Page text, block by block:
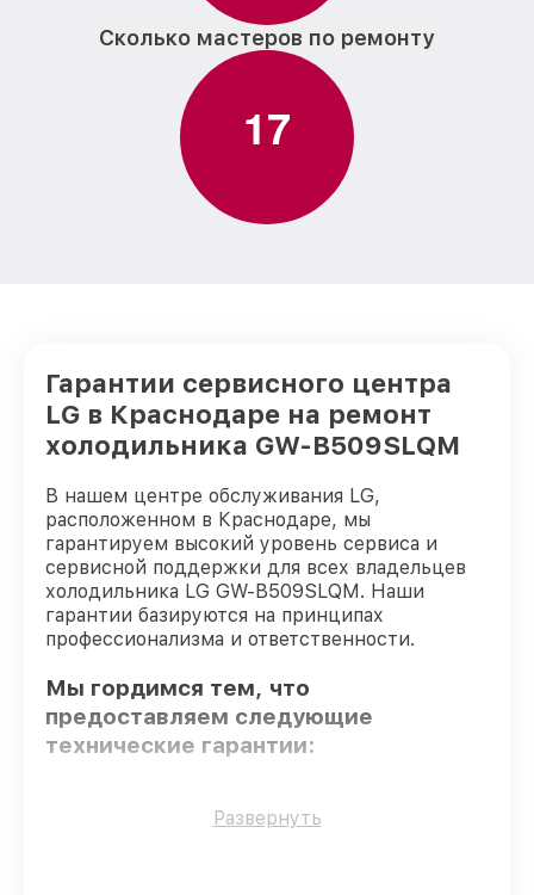
Сколько мастеров по ремонту
17
Гарантии сервисного центра
LG в Краснодаре на ремонт
холодильника GW-B509SLQM
В нашем центре обслуживания LG,
расположенном в Краснодаре, мы
гарантируем высокий уровень сервиса и
сервисной поддержки для всех владельцев
холодильника LG GW-B509SLQM. Наши
гарантии базируются на принципах
профессионализма и ответственности.
Мы гордимся тем, что
предоставляем следующие
технические гарантии:
Только фирменные комплектующие
Развернуть